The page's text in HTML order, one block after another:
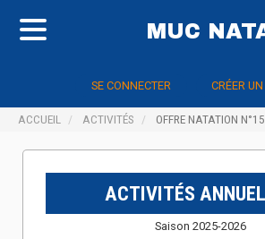
MUC
SE CONNECTER CRÉER
ACCUEIL ACTIVITÉS OFFRE NATATION
ACTIVITÉS
Saison 2025-2026